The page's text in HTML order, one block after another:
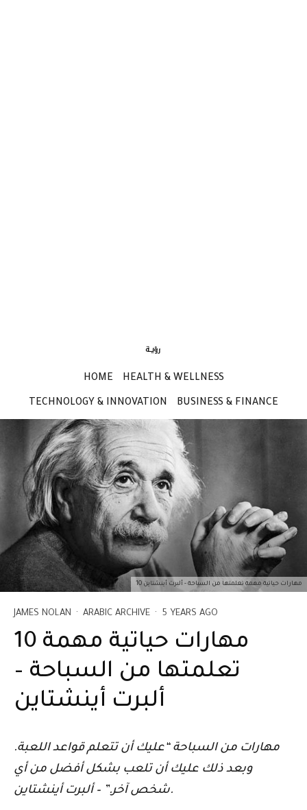
HOME HEALTH & WELLNESS
TECHNOLOGY & INNOVATION BUSINESS & FINANCE
10 مهارات حياتية مهمة تعلمتها من السباحة - ألبرت أينشتاين
JAMES NOLAN · ARABIC ARCHIVE · 5 YEARS AGO
10 مهارات حياتية مهمة
تعلمتها من السباحة –
ألبرت أينشتاين
مهارات من السباحة “عليك أن تتعلم قواعد اللعبة.
وبعد ذلك عليك أن تلعب بشكل أفضل من أي
شخص آخر.” – ألبرت أينشتاين.